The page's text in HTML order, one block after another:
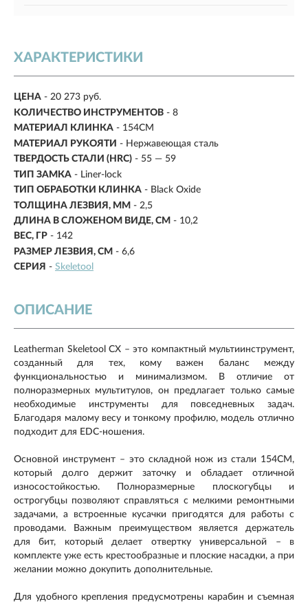
ХАРАКТЕРИСТИКИ
ЦЕНА - 20 273 руб.
КОЛИЧЕСТВО ИНСТРУМЕНТОВ - 8
МАТЕРИАЛ КЛИНКА - 154CM
МАТЕРИАЛ РУКОЯТИ - Нержавеющая сталь
ТВЕРДОСТЬ СТАЛИ (HRC) - 55 — 59
ТИП ЗАМКА - Liner-lock
ТИП ОБРАБОТКИ КЛИНКА - Black Oxide
ТОЛЩИНА ЛЕЗВИЯ, ММ - 2,5
ДЛИНА В СЛОЖЕНОМ ВИДЕ, СМ - 10,2
ВЕС, ГР - 142
РАЗМЕР ЛЕЗВИЯ, СМ - 6,6
СЕРИЯ - Skeletool
ОПИСАНИЕ
Leatherman Skeletool CX – это компактный мультиинструмент,
созданный для тех, кому важен баланс между
функциональностью и минимализмом. В отличие от
полноразмерных мультитулов, он предлагает только самые
необходимые инструменты для повседневных задач.
Благодаря малому весу и тонкому профилю, модель отлично
подходит для EDC-ношения.
Основной инструмент – это складной нож из стали 154CM,
который долго держит заточку и обладает отличной
износостойкостью. Полноразмерные плоскогубцы и
острогубцы позволяют справляться с мелкими ремонтными
задачами, а встроенные кусачки пригодятся для работы с
проводами. Важным преимуществом является держатель
для бит, который делает отвертку универсальной – в
комплекте уже есть крестообразные и плоские насадки, а при
желании можно докупить дополнительные.
Для удобного крепления предусмотрены карабин и съемная